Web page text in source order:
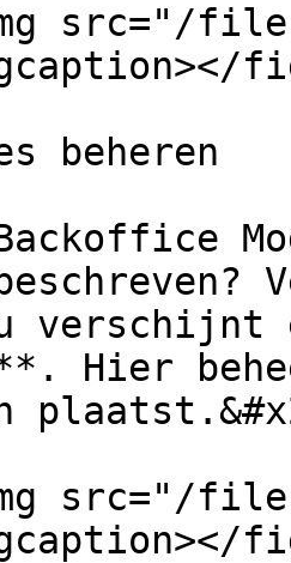
src="/
beheren
verschijnt
Hier
src="/files/